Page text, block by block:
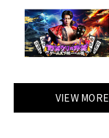
VIEW MORE